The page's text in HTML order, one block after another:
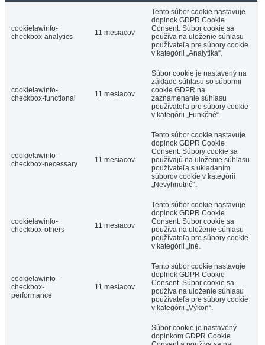
cookielawinfo-
checkbox-analytics
11 mesiacov
Tento súbor cookie nastavuje
doplnok GDPR Cookie
Consent. Súbor cookie sa
používa na uloženie súhlasu
používateľa pre súbory cookie
v kategórii „Analytika“.
cookielawinfo-
checkbox-functional
11 mesiacov
Súbor cookie je nastavený na
základe súhlasu so súbormi
cookie GDPR na
zaznamenanie súhlasu
používateľa pre súbory cookie
v kategórii „Funkčné“.
cookielawinfo-
checkbox-necessary
11 mesiacov
Tento súbor cookie nastavuje
doplnok GDPR Cookie
Consent. Súbory cookie sa
používajú na uloženie súhlasu
používateľa s ukladaním
súborov cookie v kategórii
„Nevyhnutné“.
cookielawinfo-
checkbox-others
11 mesiacov
Tento súbor cookie nastavuje
doplnok GDPR Cookie
Consent. Súbor cookie sa
používa na uloženie súhlasu
používateľa pre súbory cookie
v kategórii „Iné.
cookielawinfo-
checkbox-
performance
11 mesiacov
Tento súbor cookie nastavuje
doplnok GDPR Cookie
Consent. Súbor cookie sa
používa na uloženie súhlasu
používateľa pre súbory cookie
v kategórii „Výkon“.
Súbor cookie je nastavený
doplnkom GDPR Cookie